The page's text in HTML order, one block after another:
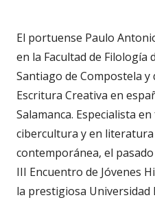
El portuense Paulo
en la Facultad de Filología
Santiago de Compostela y
Escritura Creativa en
Salamanca. Especialista
cibercultura y en
contemporánea, el
III Encuentro de Jóvenes
la prestigiosa Universidad